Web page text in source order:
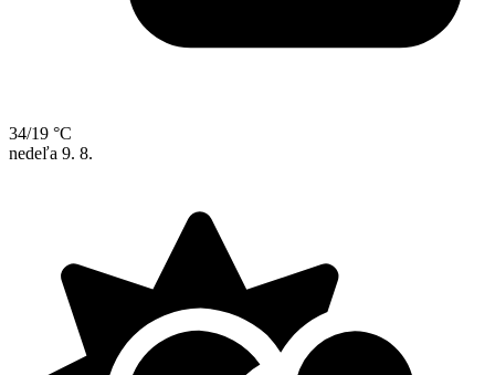
34/19 °C
nedeľa 9. 8.